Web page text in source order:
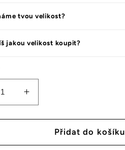
tvou velikost?
jakou velikost koupit?
Zvýšit
množství
tenisek
Dunk
Přidat do košíku